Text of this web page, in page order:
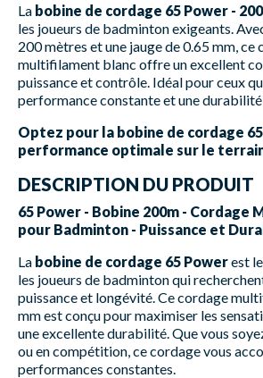
La bobine de cordage 65 Power -
les joueurs de badminton exigeants.
200 mètres et une jauge de 0.65 mm, ce
multifilament blanc offre un excellent
puissance et contrôle. Idéal pour ceux
performance constante et une durabilité
Optez pour la bobine de cordage
performance optimale sur le
DESCRIPTION DU PRODUIT
65 Power - Bobine 200m - Cordage
pour Badminton - Puissance et
La bobine de cordage 65 Powerest
les joueurs de badminton qui
puissance et longévité. Ce cordage
mm est conçu pour maximiser les
une excellente durabilité. Que vous
ou en compétition, ce cordage vous
performances constantes.